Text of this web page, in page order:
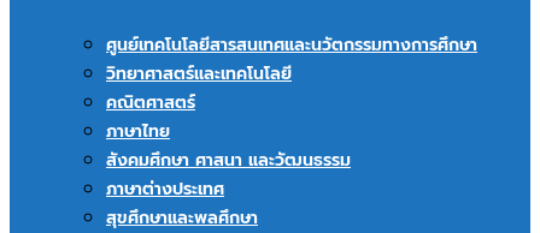
ศูนย์เทคโนโลยีสารสนเทศและนวัตกรรมทางการศึกษา
วิทยาศาสตร์และเทคโนโลยี
คณิตศาสตร์
ภาษาไทย
สังคมศึกษา ศาสนา และวัฒนธรรม
ภาษาต่างประเทศ
สุขศึกษาและพลศึกษา